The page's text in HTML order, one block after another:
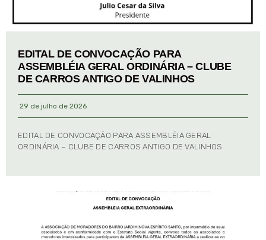
EDITAL DE CONVOCAÇÃO PARA
ASSEMBLÉIA GERAL ORDINÁRIA – CLUBE
DE CARROS ANTIGO DE VALINHOS
29 de julho de 2026
EDITAL DE CONVOCAÇÃO PARA ASSEMBLÉIA GERAL
ORDINÁRIA – CLUBE DE CARROS ANTIGO DE VALINHOS